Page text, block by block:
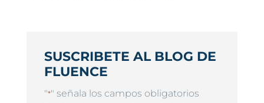
SUSCRIBETE AL BLOG DE
FLUENCE
"*" señala los campos obligatorios